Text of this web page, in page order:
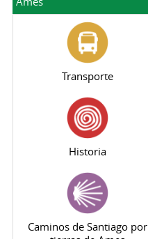
Transporte
Historia
Caminos de Santiago por